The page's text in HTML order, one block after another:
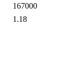
167000
1.18